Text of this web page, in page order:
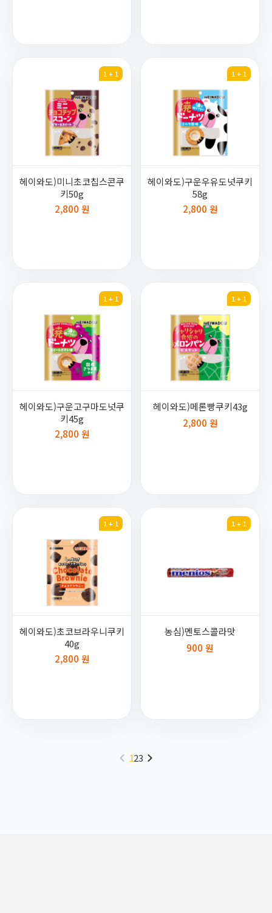
1 + 1
헤이와도)미니초코칩스콘쿠
키50g
2,800 원
1 + 1
헤이와도)구운우유도넛쿠키
58g
2,800 원
1 + 1
헤이와도)구운고구마도넛쿠
키45g
2,800 원
1 + 1
헤이와도)메론빵쿠키43g
2,800 원
1 + 1
헤이와도)초코브라우니쿠키
40g
2,800 원
1 + 1
농심)멘토스콜라맛
900 원
123